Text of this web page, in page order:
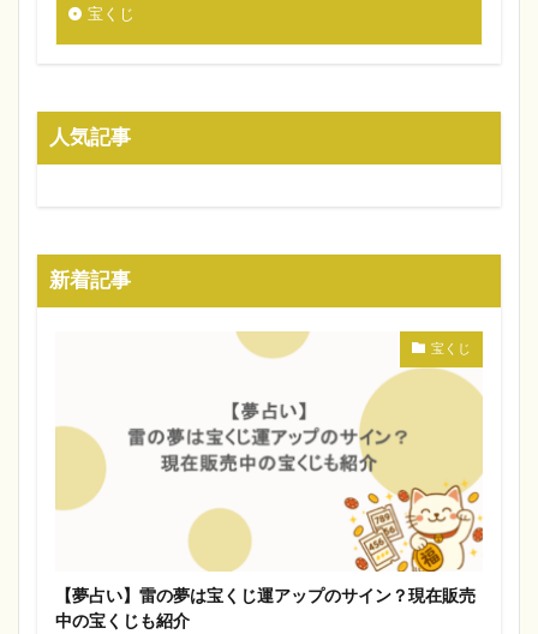
宝くじ
人気記事
新着記事
宝くじ
【夢占い】雷の夢は宝くじ運アップのサイン？現在販売
中の宝くじも紹介